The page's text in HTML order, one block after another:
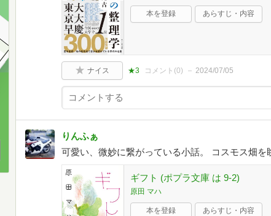
本を登録 あらすじ・内容
ナイス ★3 コメント(0) 2024/07/05
りんふぁ
可愛い、微妙に繋がっている小話。 コスモス畑
ギフト (ポプラ文庫 は 9-2)
原田 マハ
本を登録 あらすじ・内容